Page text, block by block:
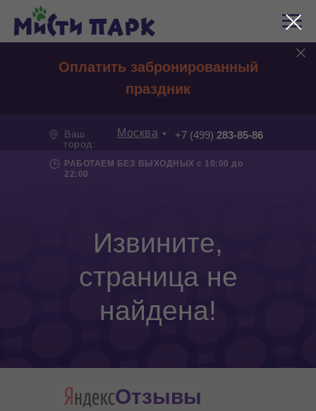
Оплатить забронированный
праздник
Москва
Ваш
город:
+7 (499) 283-85-86
РАБОТАЕМ БЕЗ ВЫХОДНЫХ с 10:00 до
22:00
Извините,
страница не
найдена!
Отзывы